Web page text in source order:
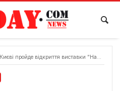
пройде відкриття виставки “Наш спадок”